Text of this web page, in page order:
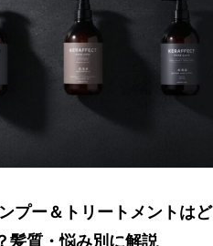
プー＆トリートメントはど
髪質・悩み別に解説